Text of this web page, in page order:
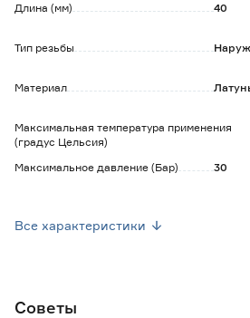
Длина (мм) 40
Тип резьбы
Материал
Максимальная температура применения
(градус Цельсия)
Максимальное давление (Бар) 30
Все характеристики
Советы